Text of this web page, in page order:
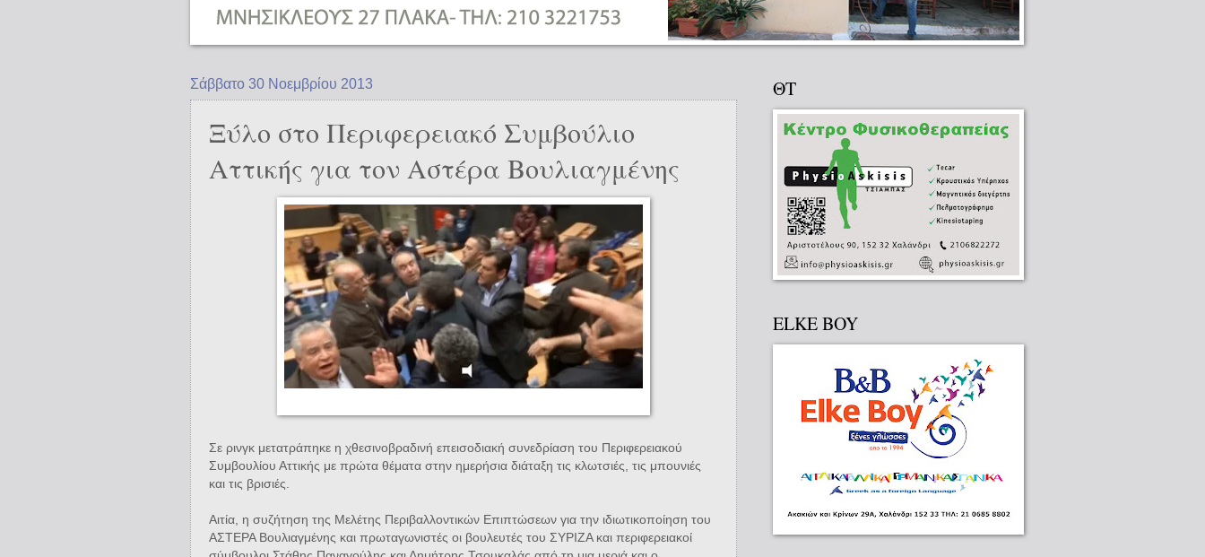
Σάββατο 30 Νοεμβρίου 2013
Ξύλο στο Περιφερειακό Συμβούλιο
Αττικής για τον Αστέρα Βουλιαγμένης
Σε ρινγκ μετατράπηκε η χθεσινοβραδινή επεισοδιακή συνεδρίαση του Περιφερειακού
Συμβουλίου Αττικής με πρώτα θέματα στην ημερήσια διάταξη τις κλωτσιές, τις μπουνιές
και τις βρισιές.
Αιτία, η συζήτηση της Μελέτης Περιβαλλοντικών Επιπτώσεων για την ιδιωτικοποίηση του
ΑΣΤΕΡΑ Βουλιαγμένης και πρωταγωνιστές οι βουλευτές του ΣΥΡΙΖΑ και περιφερειακοί
ΘΤ
ELKE BOY